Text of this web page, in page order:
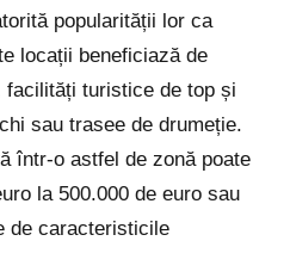
popularității lor ca
locații beneficiază de
turistice de top și
sau trasee de drumeție.
într-o astfel de zonă poate
la 500.000 de euro sau
de caracteristicile